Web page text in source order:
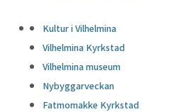
Kultur i Vilhelmina
Vilhelmina Kyrkstad
Vilhelmina museum
Nybyggarveckan
Fatmomakke Kyrkstad